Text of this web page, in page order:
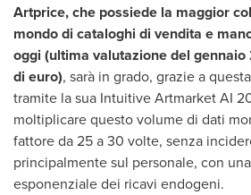
Artprice, che possiede la maggior
mondo di cataloghi di vendita e
oggi (ultima valutazione del
di euro), sarà in grado, grazie a
tramite la sua Intuitive Artmarket AI
moltiplicare questo volume di dati
fattore da 25 a 30 volte, senza
principalmente sul personale, con
esponenziale dei ricavi endogeni.